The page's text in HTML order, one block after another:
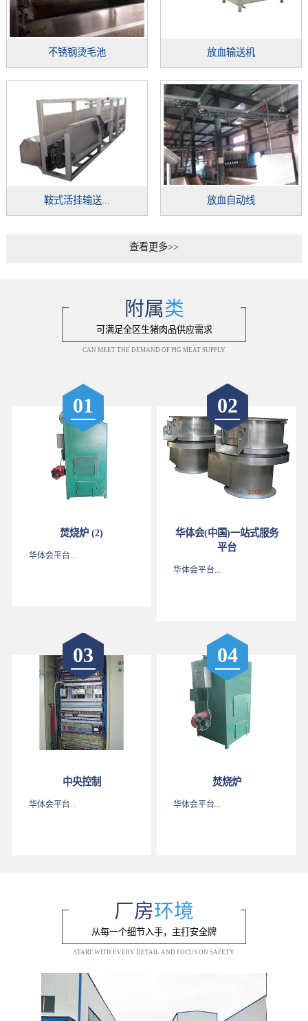
不锈钢烫毛池 放血输送机
鞍式活挂输送... 放血自动线
查看更多>>
附属类
可满足全区生猪肉品供应需求
CAN MEET THE DEMAND OF PIG MEAT SUPPLY
01
焚烧炉 (2)
华体会平台...
02
华体会(中国)一站式服务
平台
华体会平台...
03
中央控制
华体会平台...
04
焚烧炉
华体会平台...
厂房环境
从每一个细节入手，主打安全牌
START WITH EVERY DETAIL AND FOCUS ON SAFETY